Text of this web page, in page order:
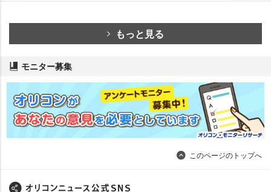
もっと見る
モニター募集
このページのトップへ